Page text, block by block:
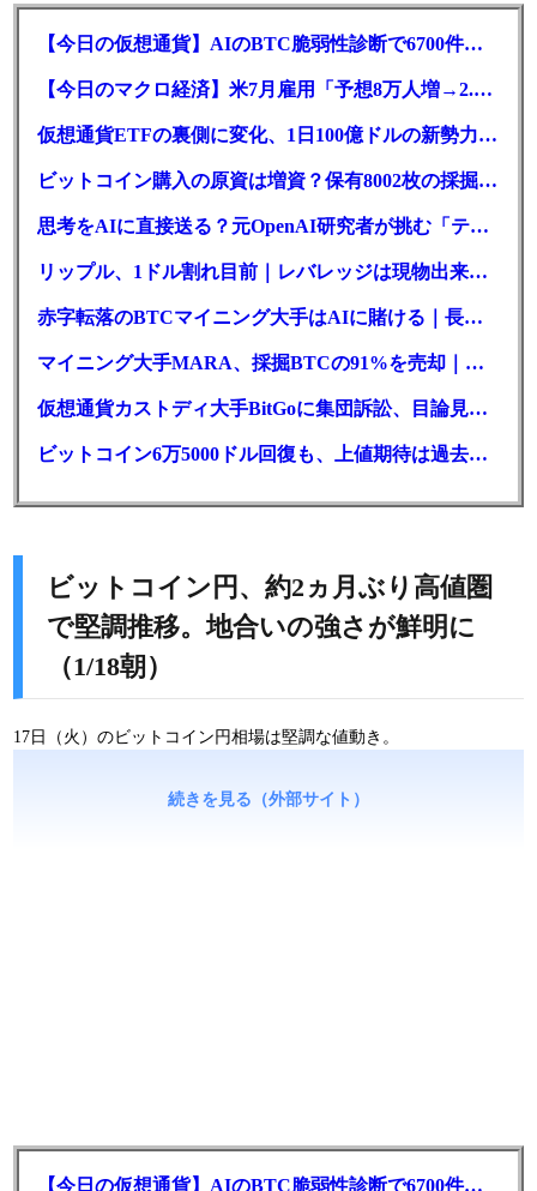
【今日の仮想通貨】AIのBTC脆弱性診断で6700件の指摘。赤字マイニング企業はAIに賭ける
【今日のマクロ経済】米7月雇用「予想8万人増→2.3万人減」で利上げ観測後退
仮想通貨ETFの裏側に変化、1日100億ドルの新勢力がSEC登録
ビットコイン購入の原資は増資？保有8002枚の採掘企業の実態とは
思考をAIに直接送る？元OpenAI研究者が挑む「テレパシー」開発とは
リップル、1ドル割れ目前｜レバレッジは現物出来高の6倍超
赤字転落のBTCマイニング大手はAIに賭ける｜長期負債17.8億ドル
マイニング大手MARA、採掘BTCの91%を売却｜純損失6億ドル
仮想通貨カストディ大手BitGoに集団訴訟、目論見書が争点に
ビットコイン6万5000ドル回復も、上値期待は過去最低の23%
ビットコイン円、約2ヵ月ぶり高値圏
で堅調推移。地合いの強さが鮮明に
（1/18朝）
17日（火）のビットコイン円相場は堅調な値動き。
続きを見る（外部サイト）
【今日の仮想通貨】AIのBTC脆弱性診断で6700件の指摘。赤字マイニング企業はAIに賭ける